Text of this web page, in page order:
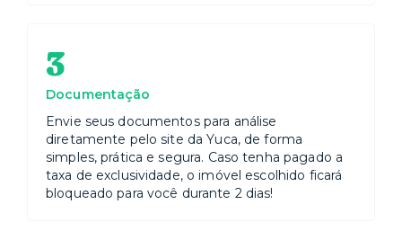
3
Documentação
Envie seus documentos para análise
diretamente pelo site da Yuca, de forma
simples, prática e segura. Caso tenha pagado a
taxa de exclusividade, o imóvel escolhido ficará
bloqueado para você durante 2 dias!